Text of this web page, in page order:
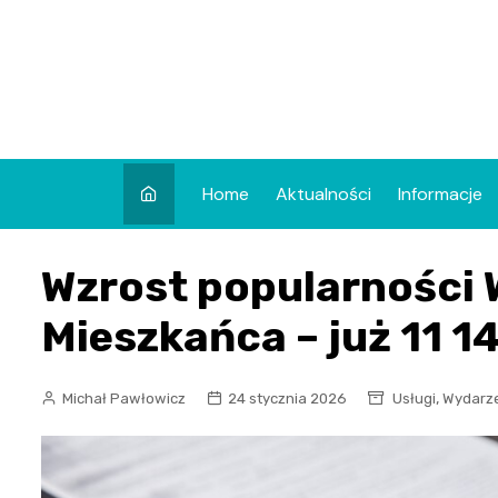
Home Aktualności Informacje
Wzrost popularności
Mieszkańca – już 11
Michał Pawłowicz 24 stycznia 2026 Usługi,